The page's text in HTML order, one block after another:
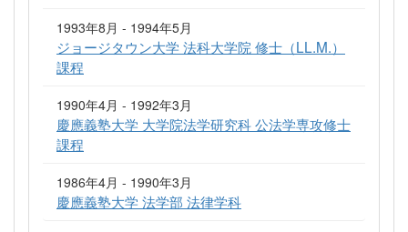
1993年8月 - 1994年5月
ジョージタウン大学 法科大学院 修士（LL.M.）
課程
1990年4月 - 1992年3月
慶應義塾大学 大学院法学研究科 公法学専攻修士
課程
1986年4月 - 1990年3月
慶應義塾大学 法学部 法律学科